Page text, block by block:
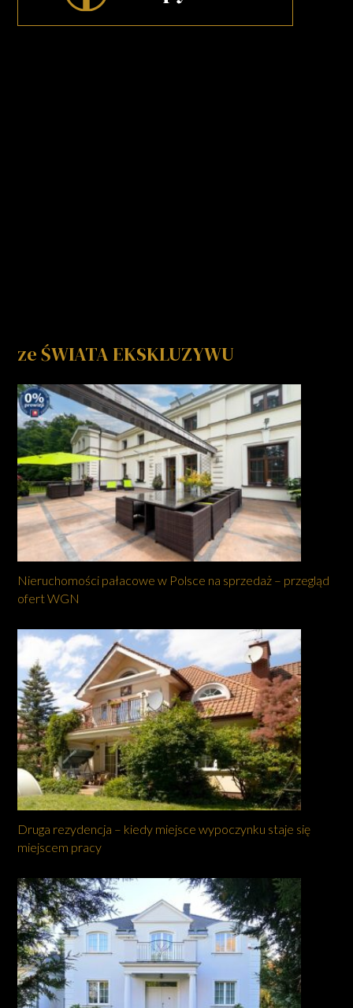
ze ŚWIATA EKSKLUZYWU
Nieruchomości pałacowe w Polsce na sprzedaż – przegląd
ofert WGN
Druga rezydencja – kiedy miejsce wypoczynku staje się
miejscem pracy